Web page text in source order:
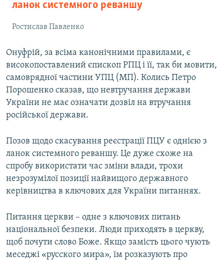
ланок системного реваншу
Ростислав Павленко
Онуфрій, за всіма канонічними правилами, є
високопоставлений єпископ РПЦ і її, так би мовити,
самоврядної частини УПЦ (МП). Колись Петро
Порошенко сказав, що невтручання держави
України не має означати дозвіл на втручання
російської держави.
Позов щодо скасування реєстрації ПЦУ є однією з
ланок системного реваншу. Це дуже схоже на
спробу використати час зміни влади, трохи
незрозумілої позиції найвищого державного
керівництва в ключових для України питаннях.
Питання церкви – одне з ключових питань
національної безпеки. Люди приходять в церкву,
щоб почути слово Боже. Якщо замість цього чують
меседжі «русского мира», їм розказують про